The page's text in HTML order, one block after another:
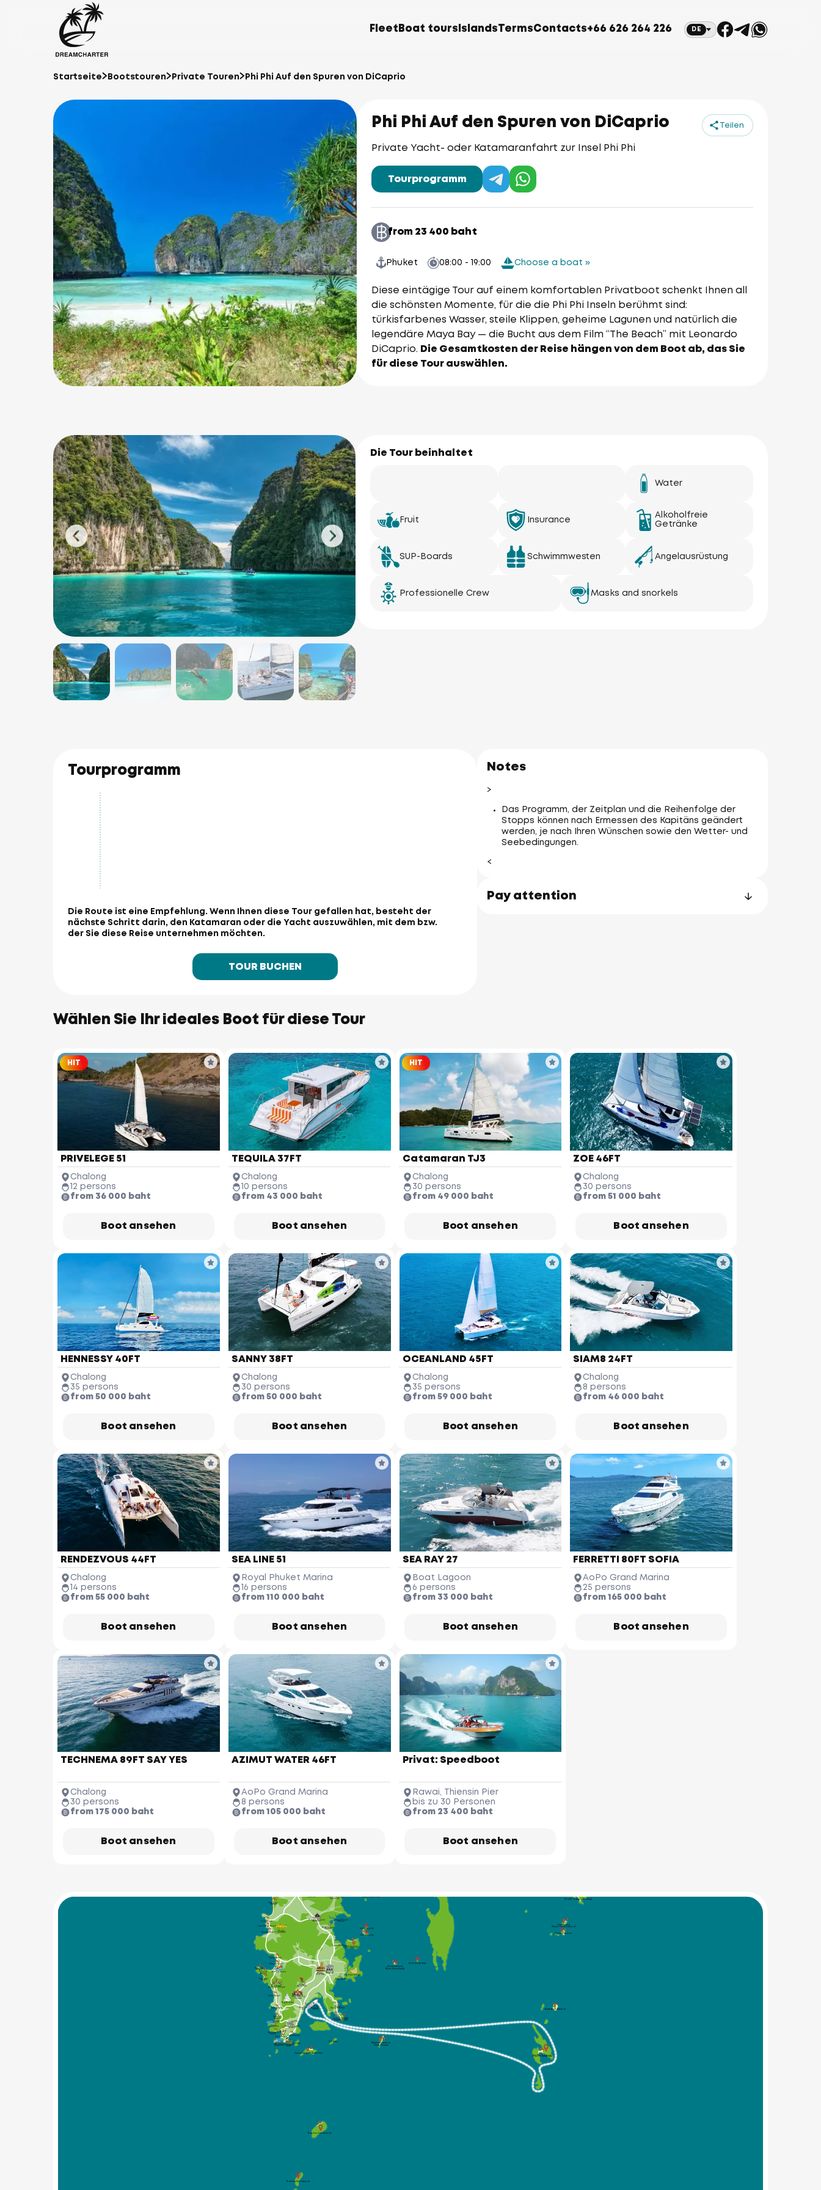
Fleet Boat tours Islands TermsContacts+66 626 264 226 DE
Startseite Bootstouren Private Touren Phi Phi Auf den Spuren von DiCaprio
Phi Phi Auf den Spuren von DiCaprio Teilen
Private Yacht- oder Katamaranfahrt zur Insel Phi Phi
Tourprogramm
from 23 400 baht
Phuket 08:00 - 19:00 Choose a boat »
Diese eintägige Tour auf einem komfortablen Privatboot schenkt Ihnen all
die schönsten Momente, für die die Phi Phi Inseln berühmt sind:
türkisfarbenes Wasser, steile Klippen, geheime Lagunen und natürlich die
legendäre Maya Bay — die Bucht aus dem Film “The Beach” mit Leonardo
DiCaprio. Die Gesamtkosten der Reise hängen von dem Boot ab, das Sie
für diese Tour auswählen.
Die Tour beinhaltet
Water
Fruit Insurance
Alkoholfreie
Getränke
SUP-Boards Schwimmwesten Angelausrüstung
Professionelle Crew Masks and snorkels
Tourprogramm
Die Route ist eine Empfehlung. Wenn Ihnen diese Tour gefallen hat, besteht der
nächste Schritt darin, den Katamaran oder die Yacht auszuwählen, mit dem bzw.
der Sie diese Reise unternehmen möchten.
TOUR BUCHEN
Notes
>
Das Programm, der Zeitplan und die Reihenfolge der
Stopps können nach Ermessen des Kapitäns geändert
werden, je nach Ihren Wünschen sowie den Wetter- und
Seebedingungen.
<
Pay attention
Wählen Sie Ihr ideales Boot für diese Tour
Boot ansehen
HIT
PRIVELEGE 51
Chalong
12 persons
from 36 000 baht
Boot ansehen
TEQUILA 37FT
Chalong
10 persons
from 43 000 baht
Boot ansehen
HIT
Catamaran TJ3
Chalong
30 persons
from 49 000 baht
Boot ansehen
ZOE 46FT
Chalong
30 persons
from 51 000 baht
Boot ansehen
HENNESSY 40FT
Chalong
35 persons
from 50 000 baht
Boot ansehen
SANNY 38FT
Chalong
30 persons
from 50 000 baht
Boot ansehen
OCEANLAND 45FT
Chalong
35 persons
from 59 000 baht
Boot ansehen
SIAM8 24FT
Chalong
8 persons
from 46 000 baht
Boot ansehen
RENDEZVOUS 44FT
Chalong
14 persons
from 55 000 baht
Boot ansehen
SEA LINE 51
Royal Phuket Marina
16 persons
from 110 000 baht
Boot ansehen
SEA RAY 27
Boat Lagoon
6 persons
from 33 000 baht
Boot ansehen
FERRETTI 80FT SOFIA
AoPo Grand Marina
25 persons
from 165 000 baht
Boot ansehen
TECHNEMA 89FT SAY YES
Chalong
30 persons
from 175 000 baht
Boot ansehen
AZIMUT WATER 46FT
AoPo Grand Marina
8 persons
from 105 000 baht
Boot ansehen
Privat: Speedboot
Rawai, Thiensin Pier
bis zu 30 Personen
from 23 400 baht
Phuket Yacht
Bamboo Island
Bang Tao
Beach
Phuket Seashell
Museum
Phuket Elephant
Sanctuary
Thalang National
Museum
Surin Beach
Laem Singh Beach
Kamala Beach FantaSea
Royal Phuket
Marina
Boat Lagoon
Marina
Laem Hin Pier Koh Coconut
(Koh Maphrao)
Koh Rang Noi
Koh Rang Yai
Wat Sireh Temple
Rassada Pier
Thai Hua
Museum
Phuket
Old Town
Phuket
Bird Park
Kalim Beach
Patong Beach
Tri Trang
Beach
Paradise
Beach
Freedom
Beach
Bangle Road
Wat Suwan
Khiri Khet Temple
Karon Beach
Kata Beach
Kata Noi
Beach
Karon
Viewpoint
Ao Sane 10
Beach
Nai Harn
Beach
Yanui Beach
Promthep
Cape
Windmill
Viewpoint
Rawai Beach
Coral Island (Koh He)
Wat Chalong
Temple
Ao Chalong
Phuket
Aquarium
Cape
Panwa
Beach
Phuket
Maiton Island
Khai Island
Ko Hong
(Koh Khai Nok)
(Mai Thom)
Koh Khai Nai
Phi Phi Islands
Koh Poda
(Krabi Poda Island)
Chicken Island
Koh Pakbia
Yacht Club
(ACYC) Deep Sea Port
Racha Yai Island
Racha Noi Island
Chanlog Bay
Marina
Krabi Railey (Railay)
Koh Bon
Koh Kaew